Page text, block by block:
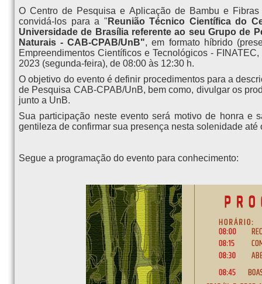
O Centro de Pesquisa e Aplicação de Bambu e
convidá-los para a " Reunião Técnico Científica do
Universidade de Brasília referente ao seu Grupo de
Naturais - CAB-CPAB/UnB", em formato híbrido
Empreendimentos Científicos e Tecnológicos -
2023 (segunda-feira), de 08:00 às 12:30 h.
O objetivo do evento é definir procedimentos para a
de Pesquisa CAB-CPAB/UnB, bem como, divulgar os
junto a UnB.
Sua participação neste evento será motivo de honra
gentileza de confirmar sua presença nesta solenidade
Segue a programação do evento para conhecimento: